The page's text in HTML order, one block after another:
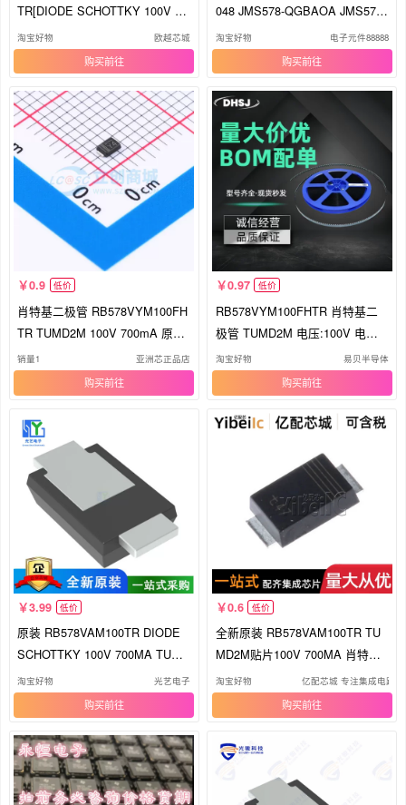
TR[DIODE SCHOTTKY 100V 70
0MA TUMD2
淘宝好物 欧越芯城
购买
048 JMS578-QGBAOA JMS578-
QGBA0A
淘宝好物 电子元件88888
购买
0.9 低价
肖特基二极管 RB578VYM100FH
TR TUMD2M 100V 700mA 原装
正品
销量1 亚洲芯正品店
购买
0.97 低价
RB578VYM100FHTR 肖特基二
极管 TUMD2M 电压:100V 电流:7
00mA
淘宝好物 易贝半导体
购买
3.99 低价
原装 RB578VAM100TR DIODE
SCHOTTKY 100V 700MA TUMD
2M
淘宝好物 光艺电子
购买
0.6 低价
全新原装 RB578VAM100TR TU
MD2M贴片100V 700MA 肖特基
二极管芯片
淘宝好物 亿配芯城 专注集成电路
购买